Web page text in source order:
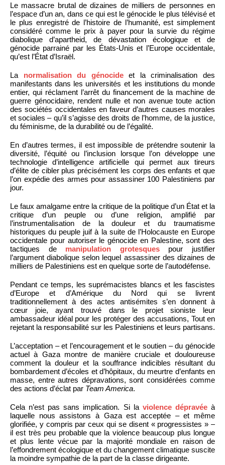
Le massacre brutal de dizaines de milliers de personnes en
l’espace d’un an, dans ce qui est le génocide le plus télévisé et
le plus enregistré de l’histoire de l’humanité, est simplement
considéré comme le prix à payer pour la survie du régime
diabolique d’apartheid, de dévastation écologique et de
génocide parrainé par les États-Unis et l’Europe occidentale,
qu’est l’État d’Israël.
La normalisation du génocideet la criminalisation des
manifestants dans les universités et les institutions du monde
entier, qui réclament l’arrêt du financement de la machine de
guerre génocidaire, rendent nulle et non avenue toute action
des sociétés occidentales en faveur d’autres causes morales
et sociales – qu’il s’agisse des droits de l’homme, de la justice,
du féminisme, de la durabilité ou de l’égalité.
En d’autres termes, il est impossible de prétendre soutenir la
diversité, l’équité ou l’inclusion lorsque l’on développe une
technologie d’intelligence artificielle qui permet aux tireurs
d’élite de cibler plus précisément les corps des enfants et que
l’on expédie des armes pour assassiner 100 Palestiniens par
jour.
Le faux amalgame entre la critique de la politique d’un État et la
critique d’un peuple ou d’une religion, amplifié par
l’instrumentalisation de la douleur et du traumatisme
historiques du peuple juif à la suite de l’Holocauste en Europe
occidentale pour autoriser le génocide en Palestine, sont des
tactiques de manipulation grotesquespour justifier
l’argument diabolique selon lequel assassiner des dizaines de
milliers de Palestiniens est en quelque sorte de l’autodéfense.
Pendant ce temps, les suprémacistes blancs et les fascistes
d’Europe et d’Amérique du Nord qui se livrent
traditionnellement à des actes antisémites s’en donnent à
cœur joie, ayant trouvé dans le projet sioniste leur
ambassadeur idéal pour les protéger des accusations, Tout en
rejetant la responsabilité sur les Palestiniens et leurs partisans.
L’acceptation – et l’encouragement et le soutien – du génocide
actuel à Gaza montre de manière cruciale et douloureuse
comment la douleur et la souffrance indicibles résultant du
bombardement d’écoles et d’hôpitaux, du meurtre d’enfants en
masse, entre autres dépravations, sont considérées comme
des actions d’éclat par Team America.
Cela n’est pas sans implication. Si la violence dépravéeà
laquelle nous assistons à Gaza est acceptée – et même
glorifiée, y compris par ceux qui se disent « progressistes » –
il est très peu probable que la violence beaucoup plus longue
et plus lente vécue par la majorité mondiale en raison de
l’effondrement écologique et du changement climatique suscite
la moindre sympathie de la part de la classe dirigeante.